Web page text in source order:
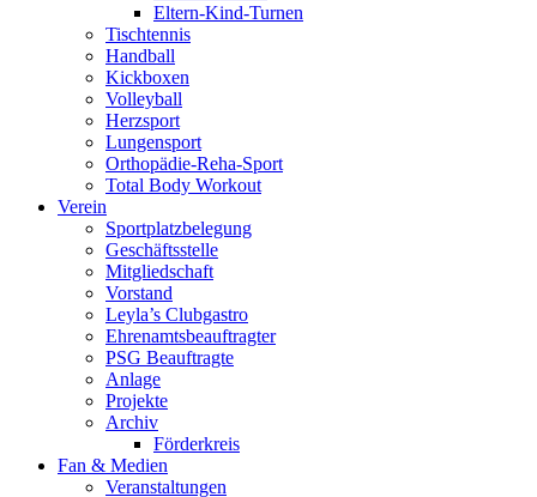
Eltern-Kind-Turnen
Tischtennis
Handball
Kickboxen
Volleyball
Herzsport
Lungensport
Orthopädie-Reha-Sport
Total Body Workout
Verein
Sportplatzbelegung
Geschäftsstelle
Mitgliedschaft
Vorstand
Leyla’s Clubgastro
Ehrenamtsbeauftragter
PSG Beauftragte
Anlage
Projekte
Archiv
Förderkreis
Fan & Medien
Veranstaltungen